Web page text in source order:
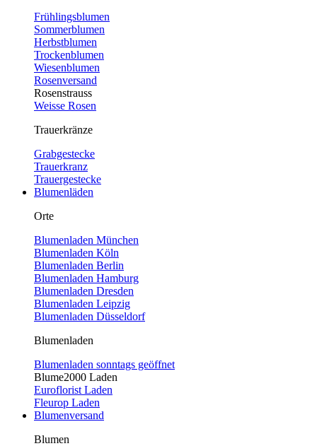
Frühlingsblumen
Sommerblumen
Herbstblumen
Trockenblumen
Wiesenblumen
Rosenversand
Rosenstrauss
Weisse Rosen
Trauerkränze
Grabgestecke
Trauerkranz
Trauergestecke
Blumenläden
Orte
Blumenladen München
Blumenladen Köln
Blumenladen Berlin
Blumenladen Hamburg
Blumenladen Dresden
Blumenladen Leipzig
Blumenladen Düsseldorf
Blumenladen
Blumenladen sonntags geöffnet
Blume2000 Laden
Euroflorist Laden
Fleurop Laden
Blumenversand
Blumen